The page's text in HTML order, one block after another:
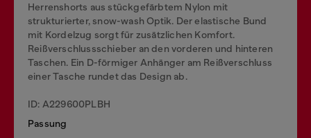
Herrenshorts aus stückgefärbtem Nylon mit
strukturierter, snow-wash Optik. Der elastische Bund
mit Kordelzug sorgt für zusätzlichen Komfort.
Reißverschlussschieber an den vorderen und hinteren
Taschen. Ein D-förmiger Anhänger am Reißverschluss
einer Tasche rundet das Design ab.
ID: A229600PLBH
Passung